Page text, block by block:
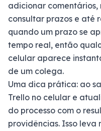
adicionar comentários,
consultar prazos e até
quando um prazo se
tempo real, então
celular aparece
de um colega.
Uma dica prática: ao
Trello no celular e
do processo com o
providências. Isso leva